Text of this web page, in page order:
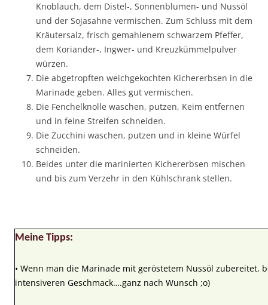
Knoblauch, dem Distel-, Sonnenblumen- und Nussöl
und der Sojasahne vermischen. Zum Schluss mit dem
Kräutersalz, frisch gemahlenem schwarzem Pfeffer,
dem Koriander-, Ingwer- und Kreuzkümmelpulver
würzen.
Die abgetropften weichgekochten Kichererbsen in die
Marinade geben. Alles gut vermischen.
Die Fenchelknolle waschen, putzen, Keim entfernen
und in feine Streifen schneiden.
Die Zucchini waschen, putzen und in kleine Würfel
schneiden.
Beides unter die marinierten Kichererbsen mischen
und bis zum Verzehr in den Kühlschrank stellen.
Meine Tipps:
• Wenn man die Marinade mit geröstetem Nussöl zubereitet,
intensiveren Geschmack….ganz nach Wunsch ;o)